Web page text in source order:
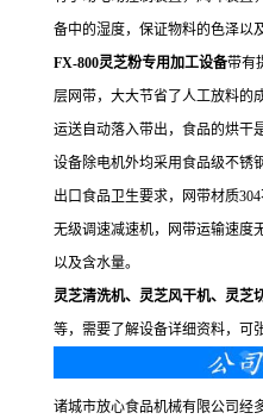
备中的湿度，保证物料的色泽以
FX-800灵芝粉专用加工设备带有
层网带，大大节省了人工放料的
运送自动落入带出，食品的烘干
设备除电机外均采用食品级不锈
出口食品卫生要求，网带材质
无级调速减速机，网带运输速度
以及含水量。
灵芝清洗机、 灵芝风干机、 灵芝
等，需要了解设备详细资料，可
诸城市放心食品机械有限公司经